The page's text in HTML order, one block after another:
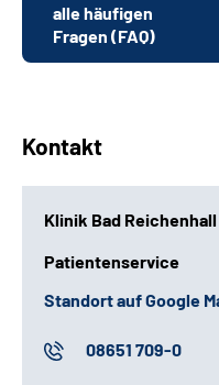
alle häufigen
Fragen (FAQ)
Kontakt
Klinik Bad Reichenhall
Patientenservice
Standort auf Google
08651 709-0